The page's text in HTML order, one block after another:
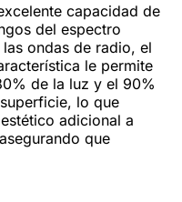
capacidad de
del espectro
ondas de radio, el
le permite
de la luz y el 90%
lo que
adicional a
que